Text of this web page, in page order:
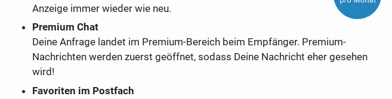
Anzeige immer wieder wie neu.
Premium Chat
Deine Anfrage landet im Premium-Bereich beim Empfänger. Premium-
Nachrichten werden zuerst geöffnet, sodass Deine Nachricht eher gesehen
wird!
Favoriten im Postfach